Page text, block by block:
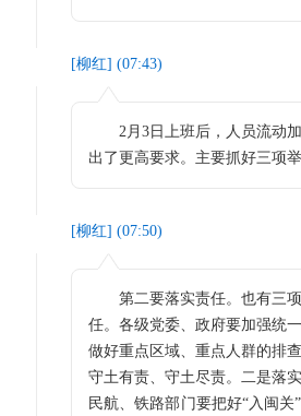
[柳红] (07:43)
2月3日上班后，人员流动加
出了更高要求。主要抓好三项举
[柳红] (07:50)
第二要落实责任。也有三项
任。各级党委、政府要加强统
做好重点区域、重点人群的排
守土有责、守土尽责。二是落
民航、铁路部门要把好“入闽关